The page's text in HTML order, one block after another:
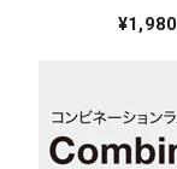
¥1,980